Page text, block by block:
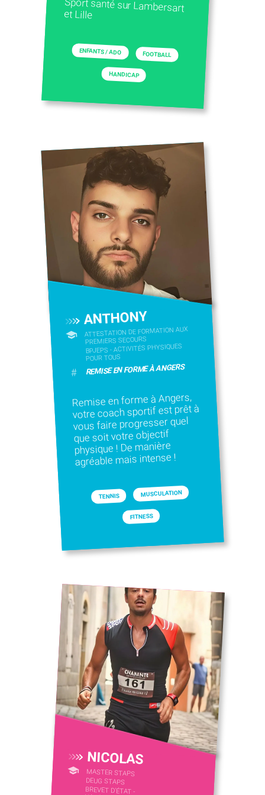
et Lille
ENFANTS / ADO FOOTBALL
HANDICAP
ANTHONY
ATTESTATION DE FORMATION AUX
PREMIERS SECOURS
BPJEPS - ACTIVITÉS PHYSIQUES
POUR TOUS
# REMISE EN FORME À ANGERS
Remise en forme à Angers,
votre coach sportif est prêt à
vous faire progresser quel
que soit votre objectif
physique ! De manière
agréable mais intense !
TENNIS MUSCULATION
FITNESS
NICOLAS
MASTER STAPS
DEUG STAPS
BREVET D'ÉTAT -